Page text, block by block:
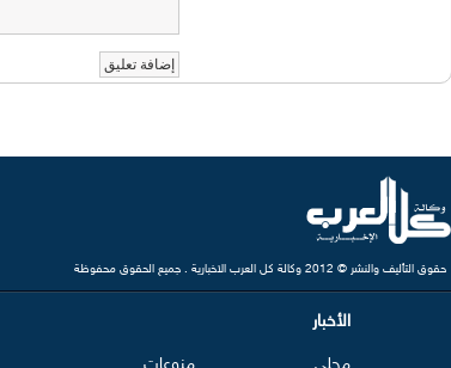
حقوق التأليف والنشر © 2012 وكالة كل العرب الاخبارية . جميع الحقوق محفوظة
الأخبار